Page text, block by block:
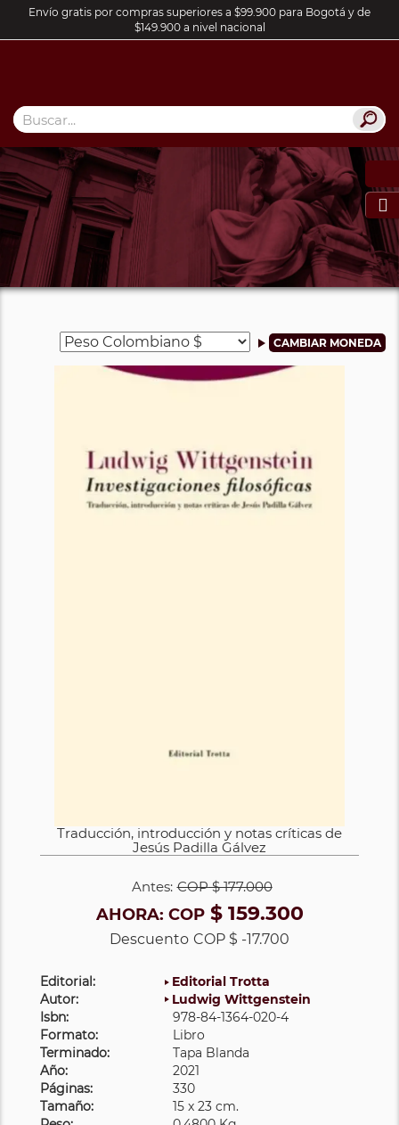
Envío gratis por compras superiores a $99.900 para Bogotá y de
$149.900 a nivel nacional

Traducción, introducción y notas críticas de
Jesús Padilla Gálvez
Antes: COP$ 177.000
AHORA: COP$ 159.300
Descuento COP $ -17.700
Editorial:
Editorial Trotta
Autor:
Ludwig Wittgenstein
Isbn:
978-84-1364-020-4
Formato:
Libro
Terminado:
Tapa Blanda
Año:
2021
Páginas:
330
Tamaño:
15 x 23 cm.